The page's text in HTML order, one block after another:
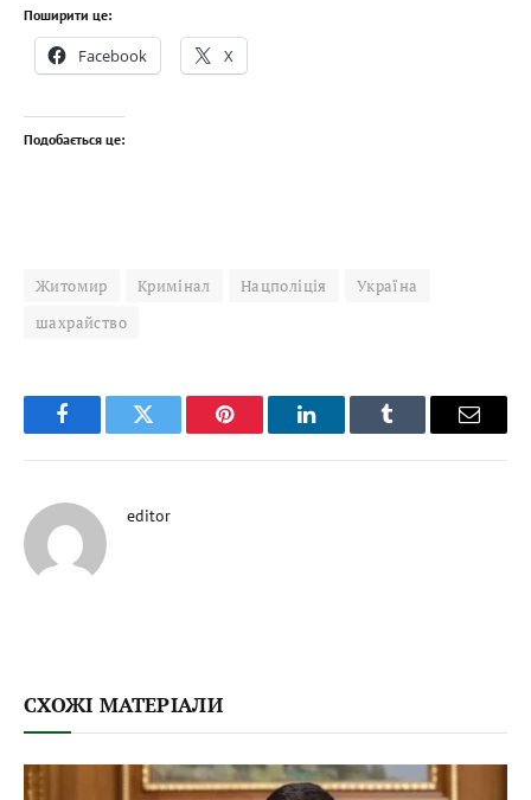
Поширити це:
Facebook X
Подобається це:
Житомир Кримінал Нацполіція
Україна
шахрайство
FacebookTwitter Pinterest LinkedInTumblr Email
editor
СХОЖІ МАТЕРІАЛИ